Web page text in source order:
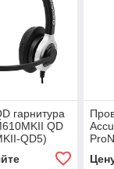
гарнитура
QD
QD5)